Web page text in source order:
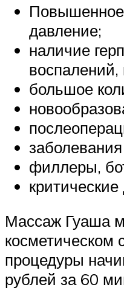
давление;
наличие
воспалений,
большое
филлеры,
критические
Массаж Гуаша
косметическом
процедуры
рублей за 60